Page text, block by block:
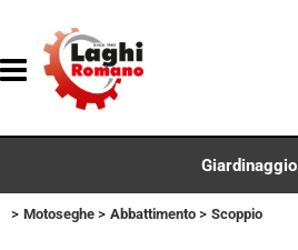
Homepage
Giardinaggio
Motoseghe Abbattimento Scoppio